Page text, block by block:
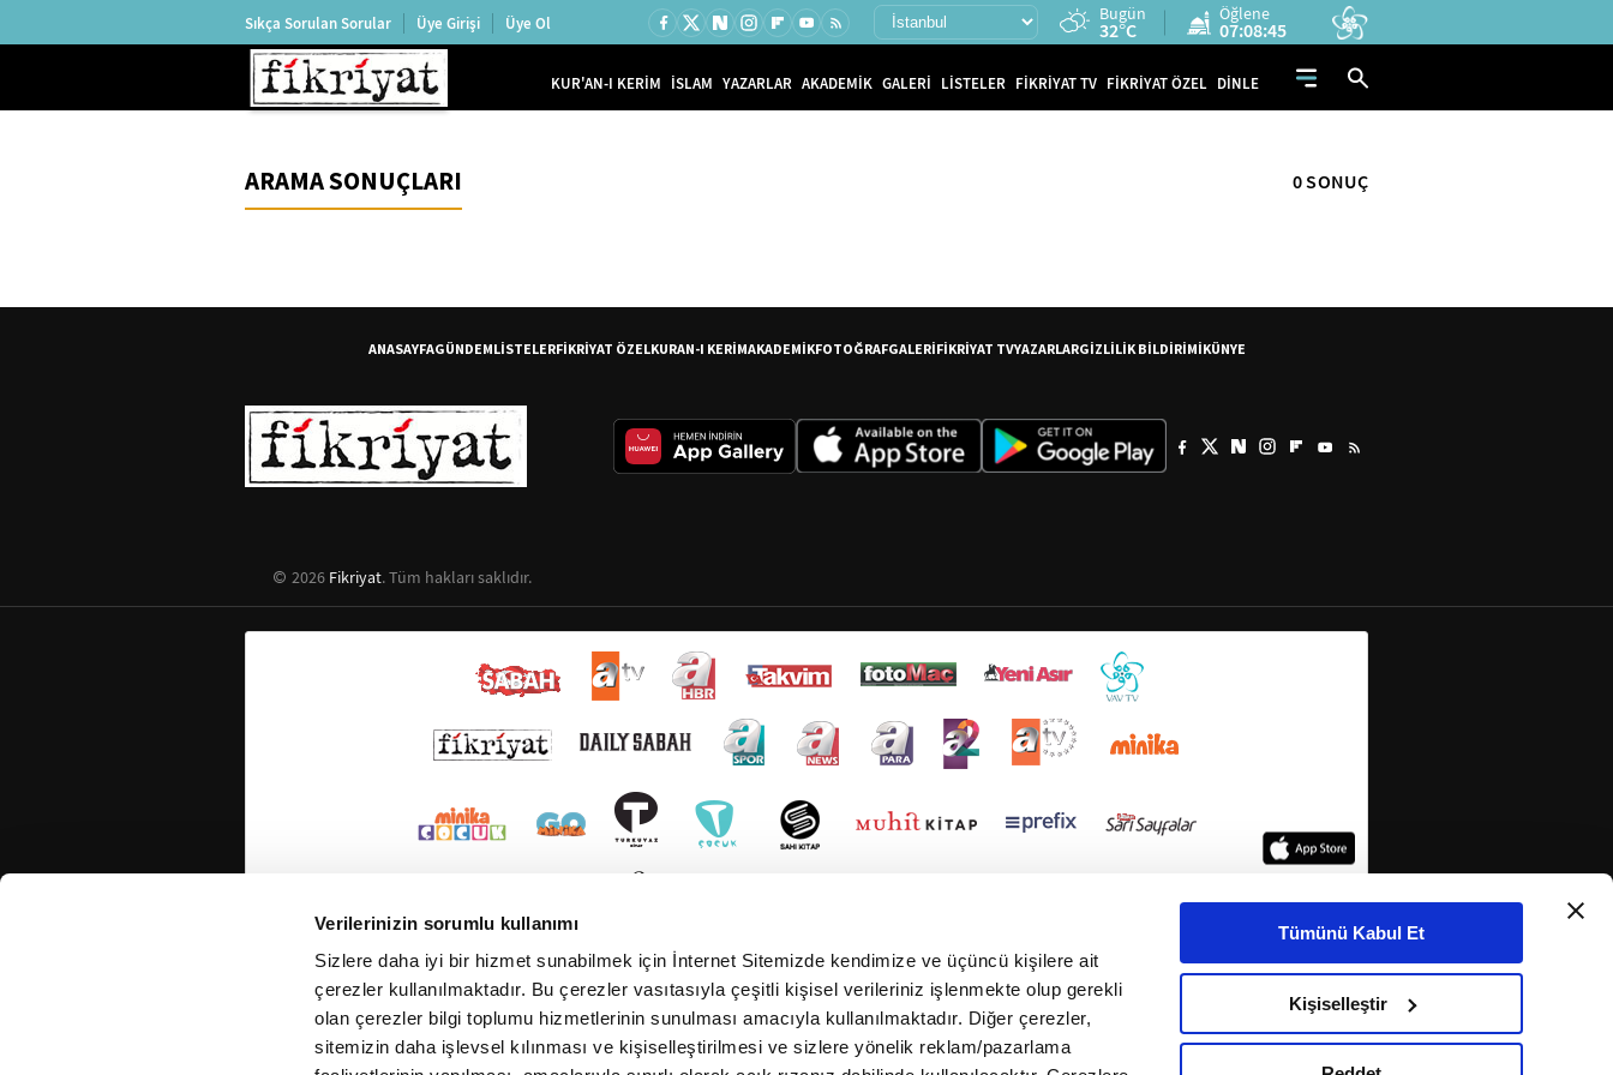
Verilerinizin sorumlu kullanımı
Sizlere daha iyi bir hizmet sunabilmek için İnternet Sitemizde kendimize ve üçüncü kişilere ait
çerezler kullanılmaktadır. Bu çerezler vasıtasıyla çeşitli kişisel verileriniz işlenmekte olup gerekli
olan çerezler bilgi toplumu hizmetlerinin sunulması amacıyla kullanılmaktadır. Diğer çerezler,
sitemizin daha işlevsel kılınması ve kişiselleştirilmesi ve sizlere yönelik reklam/pazarlama
Tümünü Kabul Et
Kişiselleştir
Sıkça Sorulan Sorular Üye Girişi Üye Ol Bugün
32°C
Öğlene
07:08:45
KUR'AN-I KERİM İSLAM YAZARLAR AKADEMİK GALERİ LİSTELER FİKRİYAT TV FİKRİYAT ÖZEL DİNLE
ARAMA SONUÇLARI 0 SONUÇ
ANASAYFAGÜNDEMLİSTELERFİKRİYAT ÖZELKURAN-I KERİMAKADEMİKFOTOĞRAFGALERİFİKRİYAT TVYAZARLARGİZLİLİK BİLDİRİMİKÜNYE
2026 Fikriyat. Tüm hakları saklıdır.